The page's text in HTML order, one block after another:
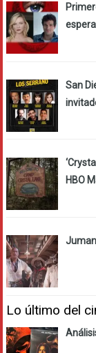
San
HBO
Lo último del